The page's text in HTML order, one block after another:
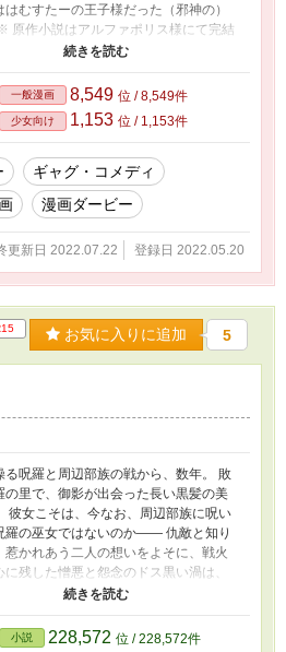
はむすたーの王子様だった（邪神の）
原作小説はアルファポリス様にて完結
※ 同内容の漫画を投稿済ですが、４コ
ので、なるべくタテに読んで欲しいと
稿後にタテ漫画に変更することは現状
みたいだったので、再投稿となりま
ンクやブクマの都合でヨコ漫画も現状
ています） ※ アルファポリス様へ。タ
稿機能の実装、ありがとうございます✨
裏表紙】なかいのぶ様
一般漫画 8,549 位 / 8,549件
少女向け 1,153 位 / 1,153件
ギャグ・コメディ
漫画ダービー
更新日 2022.07.22 登録日 2022.05.20
お気に入りに追加 5
る呪羅と周辺部族の戦から、数年。 敗
の里で、御影が出会った長い黒髪の美
彼女こそは、今なお、周辺部族に呪い
羅の巫女ではないのか―― 仇敵と知り
惹かれあう二人の想いをよそに、戦火
に残した憎悪と怨念のドス黒い渦は、
羅の神を祟りとなしてしまうのだっ
小説 228,572 位 / 228,572件